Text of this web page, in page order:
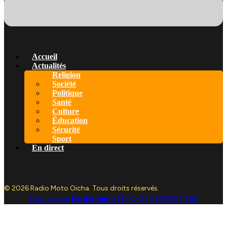
Accueil
Actualités
Religion
Société
Politique
Santé
Culture
Éducation
Sécurité
Sport
En direct
© 2026 Radio Moto Oicha. Tous droits réservés.
Propulsé par Ferdigraphix FD 📞+243 975 509 786